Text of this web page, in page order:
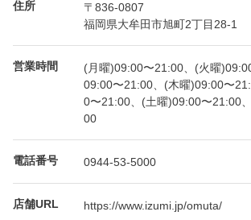
住所
〒836-0807
福岡県大牟田市旭町2丁目28-1
営業時間
(月曜)09:00〜21:00、(火曜
09:00〜21:00、(木曜)09:00〜
0〜21:00、(土曜)09:00〜21:00
00
電話番号 0944-53-5000
店舗URL https://www.izumi.jp/omuta/